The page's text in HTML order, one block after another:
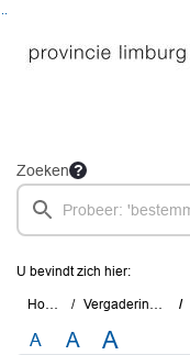
Zoeken
U bevindt zich hier:
Home Vergaderingen
A A A